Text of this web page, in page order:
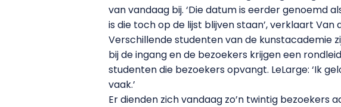
van vandaag bij. ‘Die datum is eerder genoemd
is die toch op de lijst blijven staan’, verklaart Van
Verschillende studenten van de kunstacademie
bij de ingang en de bezoekers krijgen een
studenten die bezoekers opvangt. LeLarge: ‘Ik
vaak.’
Er dienden zich vandaag zo’n twintig bezoekers